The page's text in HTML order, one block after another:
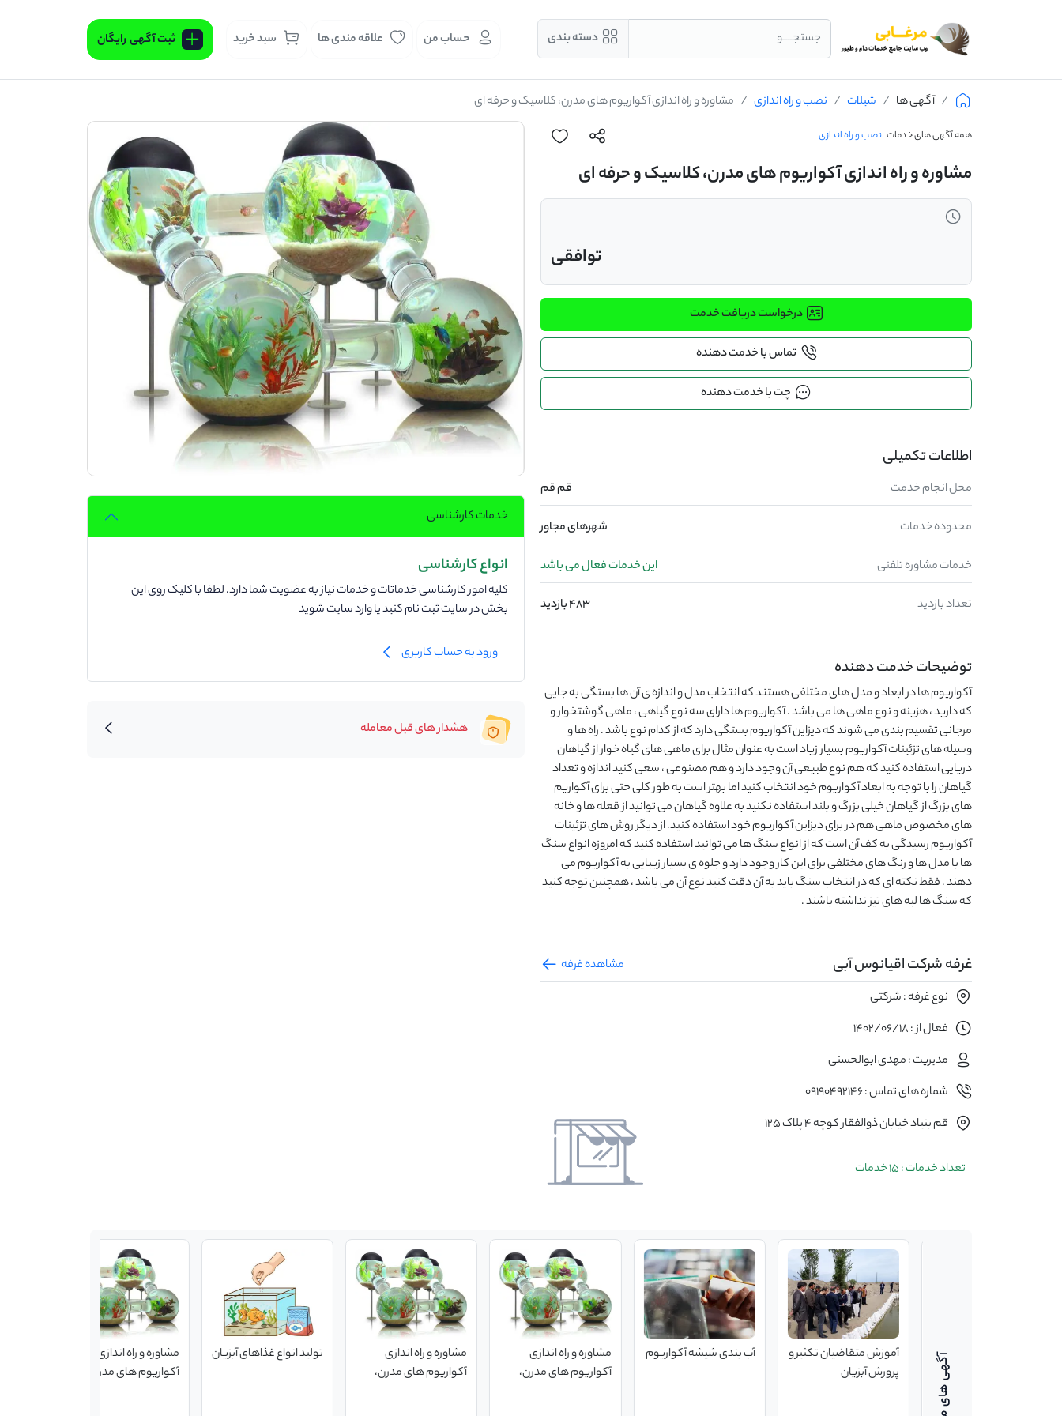
جستجــــو دسته بندی حساب من علاقه مندی ها سبد خرید ثبت آگهی رایگان
آگهی ها شیلات نصب و راه اندازی مشاوره و راه اندازی آکواریوم های مدرن، کلاسیک و حرفه ای
همه آگهی های خدمات نصب و راه اندازی
مشاوره و راه اندازی آکواریوم های مدرن، کلاسیک و حرفه ای
توافقی
درخواست دریافت خدمت
تماس با خدمت دهنده
چت با خدمت دهنده
اطلاعات تکمیلی
محل انجام خدمت قم قم
محدوده خدمات شهرهای مجاور
خدمات مشاوره تلفنی این خدمات فعال می باشد
تعداد بازدید 483 بازدید
توضیحات خدمت دهنده
آکواریوم ها در ابعاد و مدل های مختلفی هستند که انتخاب مدل و اندازه ی آن ها بستگی به جایی
که دارید ، هزینه و نوع ماهی ها می باشد . آکواریوم ها دارای سه نوع گیاهی ، ماهی گوشتخوار و
مرجانی تقسیم بندی می شوند که دیزاین آکواریوم بستگی دارد که از کدام نوع باشد . راه ها و
وسیله های تزئینات آکواریوم بسیار زیاد است به عنوان مثال برای ماهی های گیاه خوار از گیاهان
دریایی استفاده کنید که هم نوع طبیعی آن وجود دارد و هم مصنوعی ، سعی کنید اندازه و تعداد
گیاهان را با توجه به ابعاد آکواریوم خود انتخاب کنید اما بهتر است به طور کلی حتی برای آکواریم
های بزرگ از گیاهان خیلی بزرگ و بلند استفاده نکنید به علاوه گیاهان می توانید از قعله ها و خانه
های مخصوص ماهی هم در برای دیزاین آکواریوم خود استفاده کنید. از دیگر روش های تزئینات
آکواریوم رسیدگی به کف آن است که از انواع سنگ ها می توانید استفاده کنید که امروزه انواع سنگ
ها با مدل ها و رنگ های مختلفی برای این کار وجود دارد و جلوه ی بسیار زیبایی به آکواریوم می
دهند . فقط نکته ای که در انتخاب سنگ باید به آن دقت کنید نوع آن می باشد ، همچنین توجه کنید
که سنگ ها لبه های تیز نداشته باشند .
غرفه شرکت اقیانوس آبی
مشاهده غرفه
نوع غرفه : شرکتی
فعال از : 1402/06/18
مدیریت : مهدی ابوالحسنی
شماره های تماس : 09190492146
قم بنیاد خیابان ذوالفقار کوچه 4 پلاک 125
تعداد خدمات : 15 خدمات
خدمات کارشناسی
انواع کارشناسی
کلیه امور کارشناسی خدماتات و خدمات نیاز به عضویت شما دارد. لطفا با کلیک روی این
بخش در سایت ثبت نام کنید یا وارد سایت شوید
ورود به حساب کاربری
هشدار های قبل معامله
آموزش متقاضیان تکثیر و
پرورش آبزیان
آب بندی شیشه آکواریوم
مشاوره و راه اندازی
آکواریوم های مدرن،
مشاوره و راه اندازی
آکواریوم های مدرن،
تولید انواع غذاهای آبزیان
مشاوره و راه اندازی
آکواریوم های مدرن،